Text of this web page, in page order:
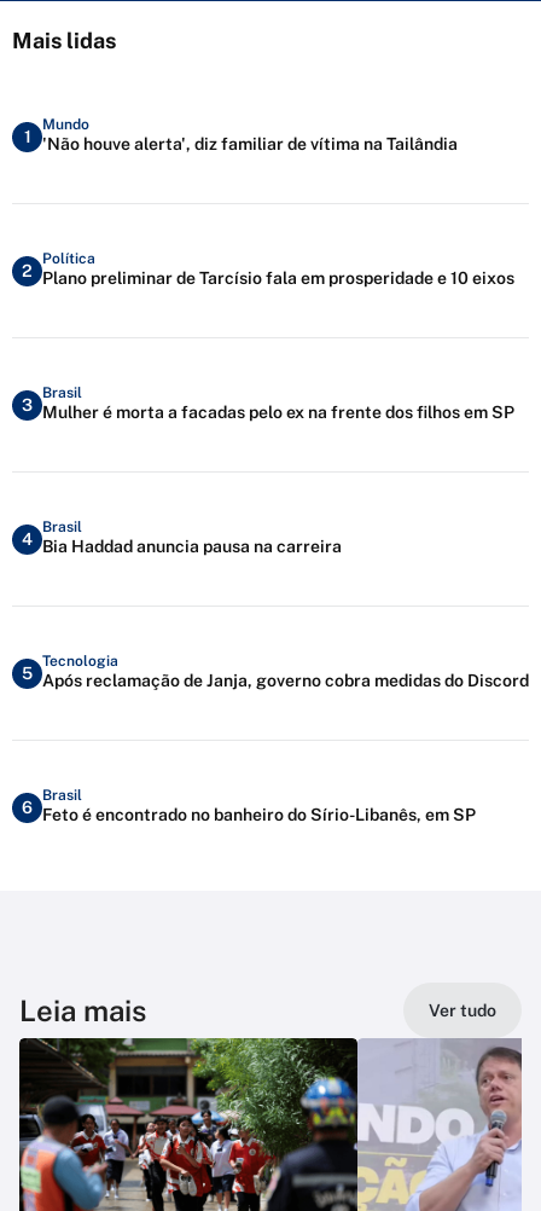
Mais lidas
1
Mundo
'Não houve alerta', diz familiar de vítima na Tailândia
2
Política
Plano preliminar de Tarcísio fala em prosperidade e 10 eixos
3
Brasil
Mulher é morta a facadas pelo ex na frente dos filhos em SP
4
Brasil
Bia Haddad anuncia pausa na carreira
5
Tecnologia
Após reclamação de Janja, governo cobra medidas do Discord
6
Brasil
Feto é encontrado no banheiro do Sírio-Libanês, em SP
Leia mais Ver tudo